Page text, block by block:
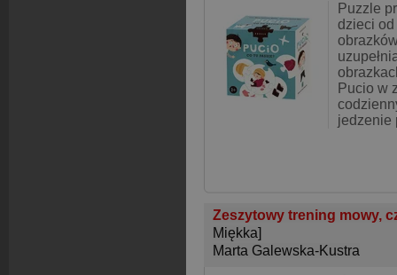
Puzzle
dzieci od
Pucio w
jedzenie
Zeszytowy trening mowy,
Miękka]
Marta Galewska-Kustra